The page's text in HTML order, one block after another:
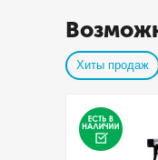
Хиты продаж